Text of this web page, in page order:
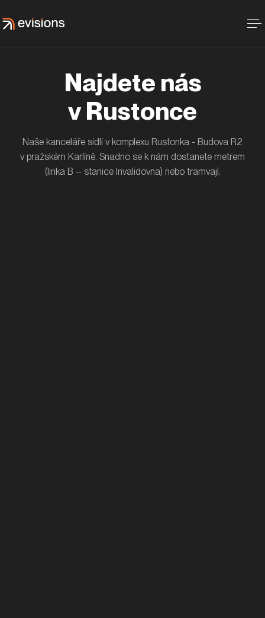
Najdete nás
v Rustonce
Naše kanceláře sídlí v komplexu Rustonka - Budova R2
v pražském Karlíně. Snadno se k nám dostanete metrem
(linka B – stanice Invalidovna) nebo tramvají.